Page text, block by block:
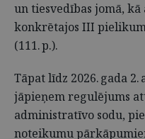
un tiesvedības jomā,
konkrētajos III
(111. p.).
Tāpat līdz 2026. gada
jāpieņem regulējums
administratīvo sodu,
noteikumu